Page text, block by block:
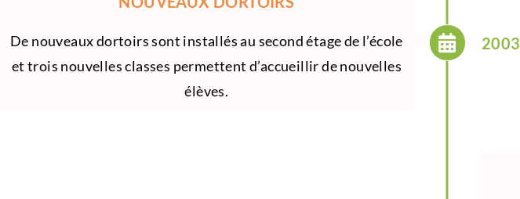
2003
De nouveaux dortoirs sont installés au second étage de l’école
et trois nouvelles classes permettent d’accueillir de nouvelles
élèves.